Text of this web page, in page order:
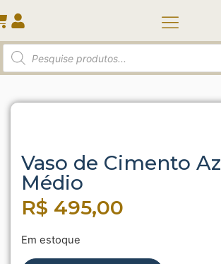
Início
/ Vaso de
Médio
Vaso de Cimento
Médio
R$ 495,00
Em estoque